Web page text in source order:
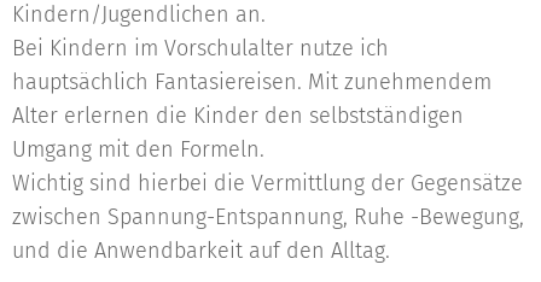
Kindern/Jugendlichen an.
Bei Kindern im Vorschulalter nutze ich
hauptsächlich Fantasiereisen. Mit zunehmendem
Alter erlernen die Kinder den selbstständigen
Umgang mit den Formeln.
Wichtig sind hierbei die Vermittlung der Gegensätze
zwischen Spannung-Entspannung, Ruhe -Bewegung,
und die Anwendbarkeit auf den Alltag.